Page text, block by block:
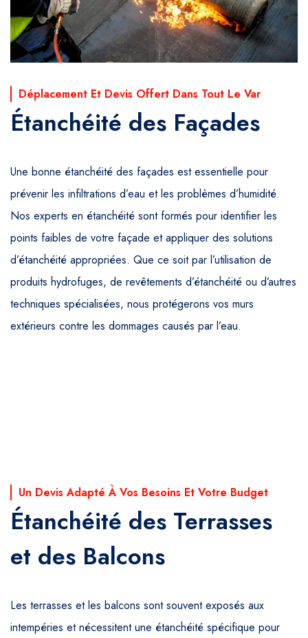
Déplacement Et Devis Offert Dans Tout Le Var
Étanchéité des Façades
Une bonne étanchéité des façades est essentielle pour
prévenir les infiltrations d’eau et les problèmes d’humidité.
Nos experts en étanchéité sont formés pour identifier les
points faibles de votre façade et appliquer des solutions
d’étanchéité appropriées. Que ce soit par l’utilisation de
produits hydrofuges, de revêtements d’étanchéité ou d’autres
techniques spécialisées, nous protégerons vos murs
extérieurs contre les dommages causés par l’eau.
Un Devis Adapté À Vos Besoins Et Votre Budget
Étanchéité des Terrasses
et des Balcons
Les terrasses et les balcons sont souvent exposés aux
intempéries et nécessitent une étanchéité spécifique pour